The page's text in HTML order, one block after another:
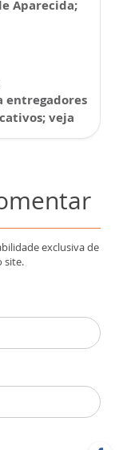
Aparecida;
entregadores
veja
exclusiva de
site.